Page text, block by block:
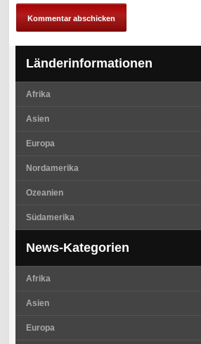
Länderinformationen
Afrika
Asien
Europa
Nordamerika
Ozeanien
Südamerika
News-Kategorien
Afrika
Asien
Europa